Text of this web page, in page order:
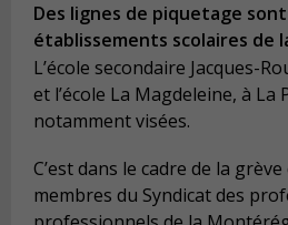
Des lignes de piquetage
établissements scolaires de
L’école secondaire Jacques-
et l’école La Magdeleine, à La
notamment visées.
C’est dans le cadre de la
membres du Syndicat des